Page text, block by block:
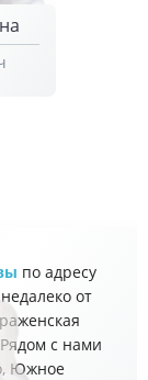
по адресу
от
с нами
Южное